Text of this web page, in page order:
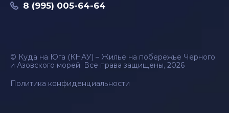
8 (995) 005-64-64
© Куда на Юга (КНАУ) – Жилье на побережье Черного
и Азовского морей. Все права защищены, 2026
Политика конфиденциальности